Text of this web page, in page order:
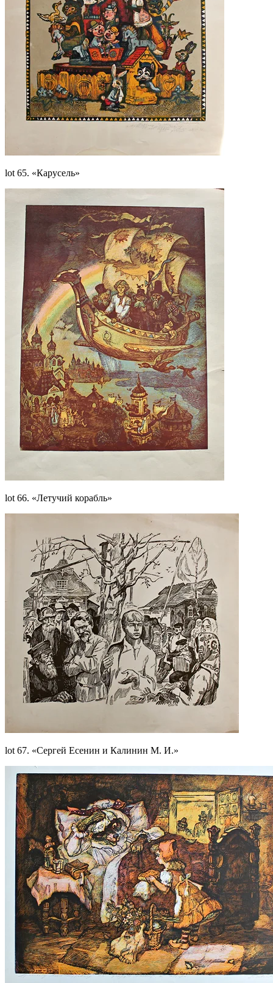
lot 65. «Карусель»
lot 66. «Летучий корабль»
lot 67. «Сергей Есенин и Калинин М. И.»